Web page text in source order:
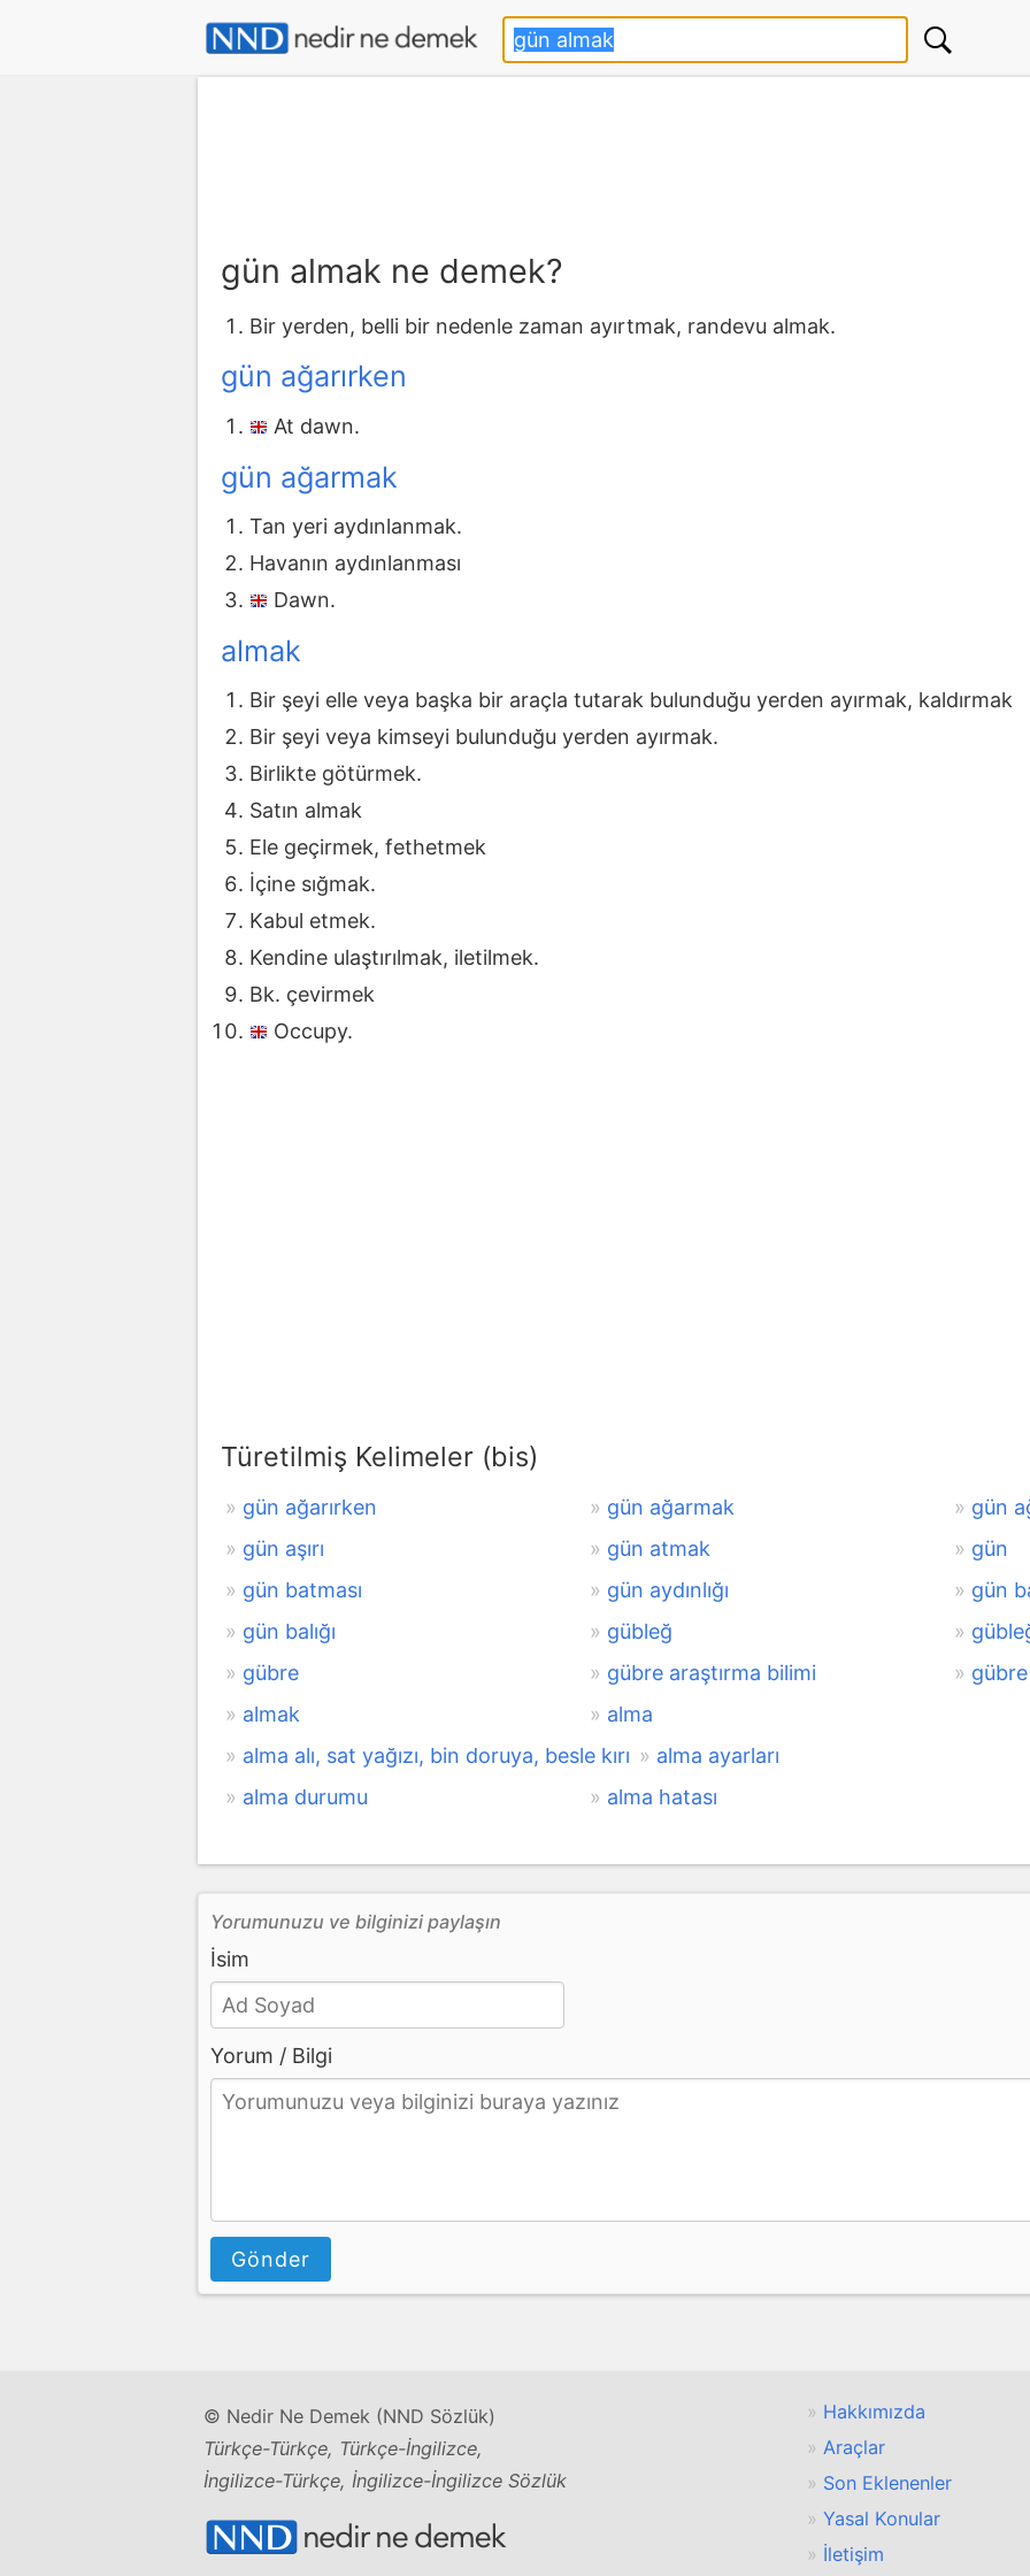
gün almak ne demek?
Bir yerden, belli bir nedenle zaman ayırtmak, randevu almak.
gün ağarırken
At dawn.
gün ağarmak
Tan yeri aydınlanmak.
Havanın aydınlanması
Dawn.
almak
Bir şeyi elle veya başka bir araçla tutarak bulunduğu yerden ayırmak, kaldırmak
Bir şeyi veya kimseyi bulunduğu yerden ayırmak.
Birlikte götürmek.
Satın almak
Ele geçirmek, fethetmek
İçine sığmak.
Kabul etmek.
Kendine ulaştırılmak, iletilmek.
Bk. çevirmek
Occupy.
Türetilmiş Kelimeler (bis)
gün ağarırken gün ağarmak
gün
gün aşırı
gün atmak
gün
gün batması
gün aydınlığı
gün
gün balığı
gübleğ
gübre
gübre araştırma bilimi
almak
alma
alma alı, sat yağızı, bin doruya, besle kırı
alma ayarları
alma durumu
alma hatası
Yorumunuzu ve bilginizi paylaşın
İsim
Yorum / Bilgi
Gönder
© Nedir Ne Demek (NND Sözlük)
Türkçe-Türkçe, Türkçe-İngilizce,
İngilizce-Türkçe, İngilizce-İngilizce Sözlük
Hakkımızda
Araçlar
Son Eklenenler
Yasal Konular
İletişim